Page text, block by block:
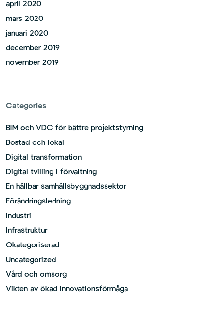
april 2020
mars 2020
januari 2020
december 2019
november 2019
Categories
BIM och VDC för bättre projektstyrning
Bostad och lokal
Digital transformation
Digital tvilling i förvaltning
En hållbar samhällsbyggnadssektor
Förändringsledning
Industri
Infrastruktur
Okategoriserad
Uncategorized
Vård och omsorg
Vikten av ökad innovationsförmåga